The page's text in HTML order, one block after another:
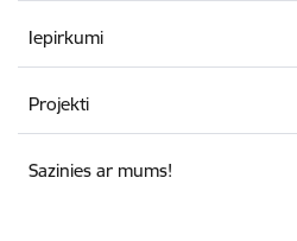
Iepirkumi
Projekti
Sazinies ar mums!